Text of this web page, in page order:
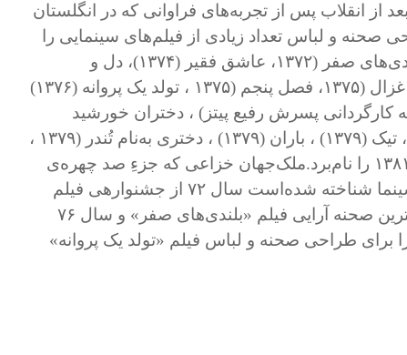
انقلاب پس از تجربه‌های فراوانی که در انگلستان
و لباس تعداد زیادی از فیلم‌های سینمایی را
عهده‌دار بوده که می‌توان : بلندی‌های صفر (۱۳۷۲، عاشق فقیر (۱۳۷۴)، دل و
دشنه(۱۳۷۴)، ضیافت (۱۳۷۴)، غزال (۱۳۷۵، فصل پنجم (۱۳۷۵ ، تولد یک پروانه (۱۳۷۶)
زن (۱۳۷۷ ، صنم (۱۳۷۸، به کارگردانی پسرش رفیع پیتز) ، دختران خورشید
(۱۳۷۸) ، نسل سوخته (۱۳۷۸) ، تیک (۱۳۷۹) ، باران (۱۳۷۹) ، دختری به‌نام تُندر (۱۳۷۹ ،
ملک‌جهان خزاعی که جزءِ صد چهره‌ی
برتر در یک قرن اخیر در هنر سینما شناخته شده‌است سال ۷۲ از جشنوارهی فیلم
فجر سیمرغ بلورین را برای بهترین صحنه‌ آرایی فیلم «بلندی‌های صفر» و سال ۷۶
برای طراحی صحنه و لباس فیلم «تولد یک پروانه»